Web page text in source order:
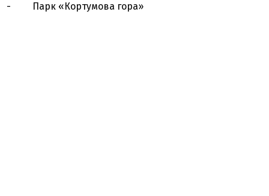
- Парк «Кортумова гора»